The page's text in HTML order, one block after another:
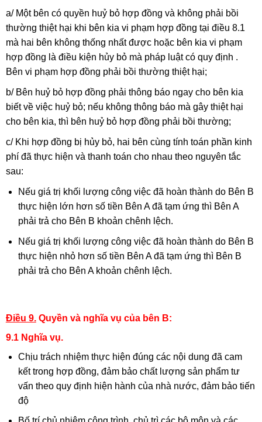
a/ Một bên có quyền huỷ bỏ hợp đồng và không phải bồi
thường thiệt hại khi bên kia vi phạm hợp đồng tại điều 8.1
mà hai bên không thống nhất được hoặc bên kia vi phạm
hợp đồng là điều kiện hủy bỏ mà pháp luật có quy định .
Bên vi phạm hợp đồng phải bồi thường thiệt hại;
b/ Bên huỷ bỏ hợp đồng phải thông báo ngay cho bên kia
biết về việc huỷ bỏ; nếu không thông báo mà gây thiệt hại
cho bên kia, thì bên huỷ bỏ hợp đồng phải bồi thường;
c/ Khi hợp đồng bị hủy bỏ, hai bên cùng tính toán phần kinh
phí đã thực hiện và thanh toán cho nhau theo nguyên tắc
sau:
Nếu giá trị khối lượng công việc đã hoàn thành do Bên B
thực hiện lớn hơn số tiền Bên A đã tạm ứng thì Bên A
phải trả cho Bên B khoản chênh lệch.
Nếu giá trị khối lượng công việc đã hoàn thành do Bên B
thực hiện nhỏ hơn số tiền Bên A đã tạm ứng thì Bên B
phải trả cho Bên A khoản chênh lệch.
Điều 9.Quyền và nghĩa vụ của bên B:
9.1 Nghĩa vụ.
Chịu trách nhiệm thực hiện đúng các nội dung đã cam
kết trong hợp đồng, đảm bảo chất lượng sản phẩm tư
vấn theo quy định hiện hành của nhà nước, đảm bảo tiến
độ